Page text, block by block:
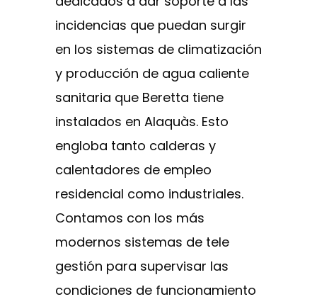
incidencias que puedan surgir
en los sistemas de climatización
y producción de agua caliente
sanitaria que Beretta tiene
instalados en Alaquàs. Esto
engloba tanto calderas y
calentadores de empleo
residencial como industriales.
Contamos con los más
modernos sistemas de tele
gestión para supervisar las
condiciones de funcionamiento